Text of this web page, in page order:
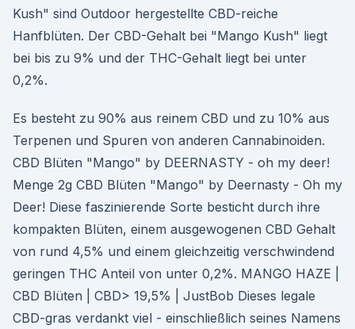
Kush" sind Outdoor hergestellte CBD-reiche
Hanfblüten. Der CBD-Gehalt bei "Mango Kush" liegt
bei bis zu 9% und der THC-Gehalt liegt bei unter
0,2%.
Es besteht zu 90% aus reinem CBD und zu 10% aus
Terpenen und Spuren von anderen Cannabinoiden.
CBD Blüten "Mango" by DEERNASTY - oh my deer!
Menge 2g CBD Blüten "Mango" by Deernasty - Oh my
Deer! Diese faszinierende Sorte besticht durch ihre
kompakten Blüten, einem ausgewogenen CBD Gehalt
von rund 4,5% und einem gleichzeitig verschwindend
geringen THC Anteil von unter 0,2%. MANGO HAZE |
CBD Blüten | CBD> 19,5% | JustBob Dieses legale
CBD-gras verdankt viel - einschließlich seines Namens